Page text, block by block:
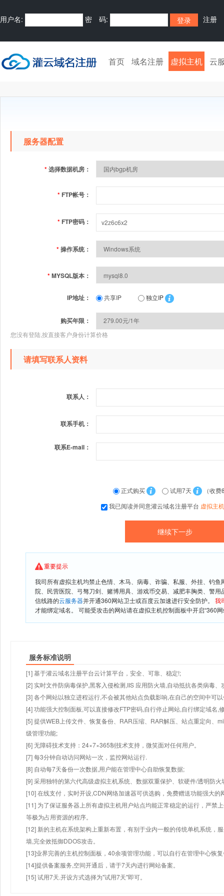
用户名: 密 码: 注册
首页 域名注册 虚拟主机 云
服务器配置
*选择数据机房：
* FTP帐号：
* FTP密码：
*操作系统：
*MYSQL版本：
IP地址： 共享IP 独立IP
购买年限：
您没有登陆,按直接客户身份计算价格
请填写联系人资料
联系人：
联系手机：
联系E-mail：
正式购买 试用7天
（收费
我已阅读并同意灌云域名注册平台 虚拟主
重要提示
我司所有虚拟主机均禁止色情、木马、病毒、诈骗、私服、外挂、钓
院、民营医院、弓驽刀剑、赌博用具、游戏币交易、减肥丰胸类、警
信线路的云服务器并开通360网站卫士或百度云加速进行安全防护。 我
才能绑定域名。 可能受攻击的网站请在虚拟主机控制面板中开启“360
服务标准说明
[1] 基于灌云域名注册平台云计算平台，安全、可靠、稳定!;
[2] 实时文件防病毒保护,黑客入侵检测,IIS 应用防火墙,自动抵抗各类病毒、
[3] 各个网站以独立进程运行,不会被其他站点负载影响,在自己的空间中可
[4] 功能强大控制面板,可以直接修改FTP密码,自行停止网站,自行绑定域名,
[5] 提供WEB上传文件、恢复备份、RAR压缩、RAR解压、站点重定向、
级管理功能;
[6] 无障碍技术支持：24×7×365制技术支持，微笑面对任何用户。
[7] 每3分钟自动访问网站一次，监控网站运行.
[8] 自动每7天备份一次数据,用户能在管理中心自助恢复数据;
[9] 采用独特的第六代高级虚拟主机系统、数据双重保护、软硬件/透明防火
[10] 在线支付，实时开设,CDN网络加速器可供选购，免费赠送功能强大
[11] 为了保证服务器上所有虚拟主机用户站点均能正常稳定的运行，严禁
等极为占用资源的程序。
[12] 新的主机在系统架构上重新布置，有别于业内一般的传统单机系统，
墙,完全效抵御DDOS攻击。
[13]业界完善的主机控制面板，40余项管理功能，可以自行在管理中心恢
[14]提供备案服务,空间开通后，请于7天内进行网站备案。
[15] 试用7天.开设方式选择为"试用7天"即可。